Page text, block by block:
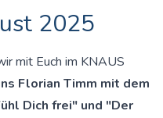
2025
mit Euch im KNAUS
Florian Timm mit dem
Dich frei" und "Der